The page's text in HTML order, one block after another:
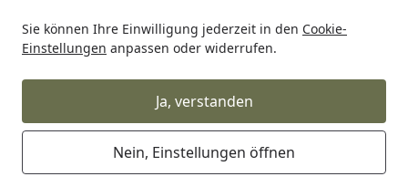
Sie können Ihre Einwilligung jederzeit in den Cookie-
Einstellungen anpassen oder widerrufen.
Ja, verstanden
Nein, Einstellungen öffnen
Startseite
Alles für den Garten Terrassendach Stegplatten für
T&J TEJEALU Thermosystem Alu
Randprofil 16 mm